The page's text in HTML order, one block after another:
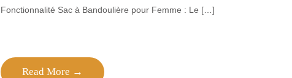
Fonctionnalité Sac à Bandoulière pour Femme : Le […]
Read More →